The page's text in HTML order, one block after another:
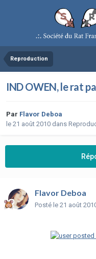
Reproduction
IND OWEN, le rat
Par Flavor Deboa
le 21 août 2010 dans
Flavor Deboa
Posté le 21 août